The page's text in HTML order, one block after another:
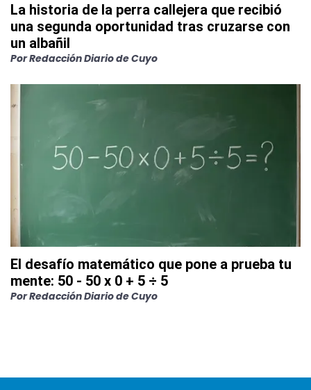
La historia de la perra callejera que recibió
una segunda oportunidad tras cruzarse con
un albañil
PorRedacción Diario de Cuyo
El desafío matemático que pone a prueba tu
mente: 50 - 50 x 0 + 5 ÷ 5
PorRedacción Diario de Cuyo